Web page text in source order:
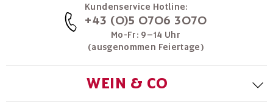
Kundenservice Hotline:
+43 (0)5 0706 3070
Mo-Fr: 9–14 Uhr
(ausgenommen Feiertage)
WEIN & CO